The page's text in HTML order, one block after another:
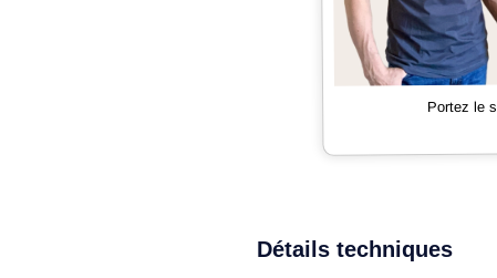
Portez le
Détails techniques